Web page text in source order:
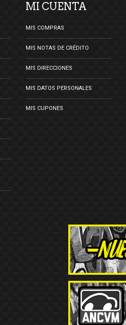
MI CUENTA
MIS COMPRAS
MIS NOTAS DE CRÉDITO
MIS DIRECCIONES
MIS DATOS PERSONALES
MIS CUPONES